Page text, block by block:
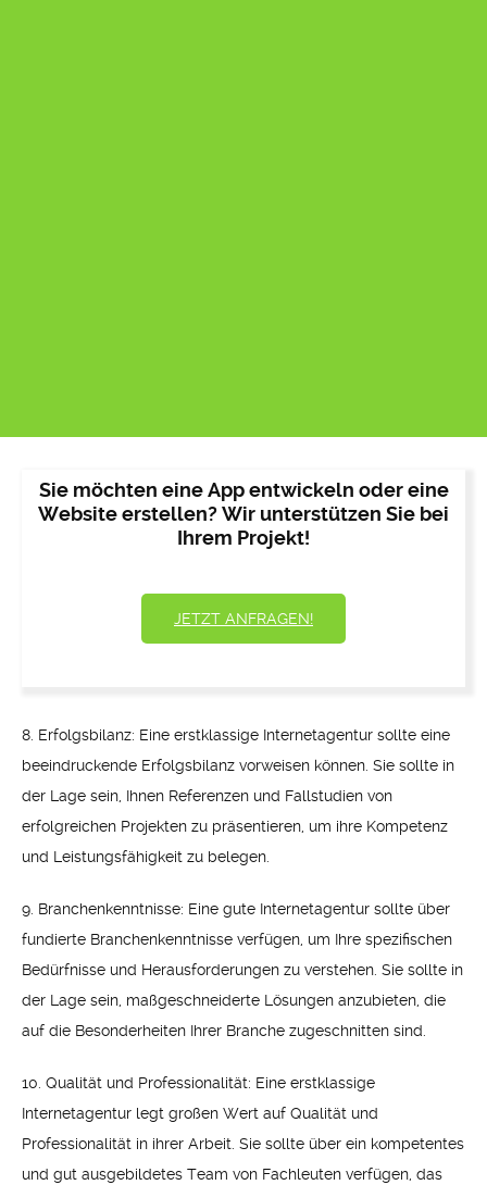
Sie möchten eine App entwickeln oder eine
Website erstellen? Wir unterstützen Sie bei
Ihrem Projekt!
JETZT ANFRAGEN!
8. Erfolgsbilanz: Eine erstklassige Internetagentur sollte eine
beeindruckende Erfolgsbilanz vorweisen können. Sie sollte in
der Lage sein, Ihnen Referenzen und Fallstudien von
erfolgreichen Projekten zu präsentieren, um ihre Kompetenz
und Leistungsfähigkeit zu belegen.
9. Branchenkenntnisse: Eine gute Internetagentur sollte über
fundierte Branchenkenntnisse verfügen, um Ihre spezifischen
Bedürfnisse und Herausforderungen zu verstehen. Sie sollte in
der Lage sein, maßgeschneiderte Lösungen anzubieten, die
auf die Besonderheiten Ihrer Branche zugeschnitten sind.
10. Qualität und Professionalität: Eine erstklassige
Internetagentur legt großen Wert auf Qualität und
Professionalität in ihrer Arbeit. Sie sollte über ein kompetentes
und gut ausgebildetes Team von Fachleuten verfügen, das